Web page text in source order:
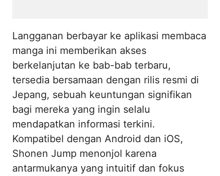
Langganan berbayar ke aplikasi membaca
manga ini memberikan akses
berkelanjutan ke bab-bab terbaru,
tersedia bersamaan dengan rilis resmi di
Jepang, sebuah keuntungan signifikan
bagi mereka yang ingin selalu
mendapatkan informasi terkini.
Kompatibel dengan Android dan iOS,
Shonen Jump menonjol karena
antarmukanya yang intuitif dan fokus